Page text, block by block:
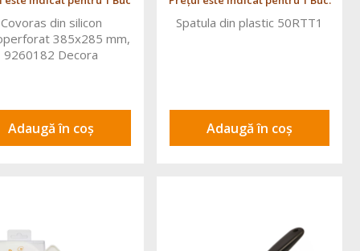
Covoras din silicon
385x285 mm,
9260182 Decora
Adaugă în coș
Spatula din plastic 50RTT1
Adaugă în coș